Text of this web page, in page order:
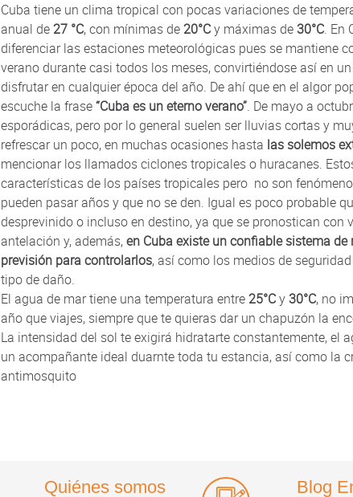
Cuba tiene un clima tropical con pocas variaciones de
anual de 27 °C, con mínimas de 20°Cy máximas de30°C. En
diferenciar las estaciones meteorológicas pues se mantiene
verano durante casi todos los meses, convirtiéndose así en
disfrutar en cualquier época del año. De ahí que en el algor
escuche la frase“Cuba es un eterno verano”. De mayo a
esporádicas, pero por lo general suelen ser lluvias cortas y
refrescar un poco, en muchas ocasiones hasta las solemos
mencionar los llamados ciclones tropicales o huracanes.
características de los países tropicales pero no son
pueden pasar años y que no se den. Igual es poco probable
desprevinido o incluso en destino, ya que se pronostican con
antelación y, además,en Cuba existe un confiable sistema
previsión para controlarlos, así como los medios de
tipo de daño.
El agua de mar tiene una temperatura entre 25°Cy30°C, no
año que viajes, siempre que te quieras dar un chapuzón la
La intensidad del sol te exigirá hidratarte constantemente, el
un acompañante ideal duarnte toda tu estancia, así como la
antimosquito
Quiénes somos Blog